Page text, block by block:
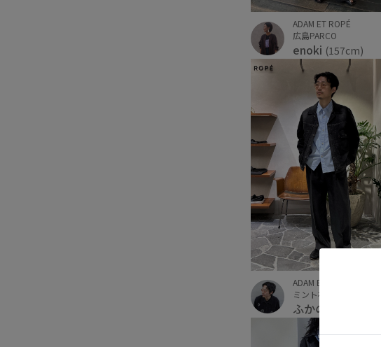
ADAM ET ROPÉ
広島PARCO
enoki (157cm)
ADAM ET ROPÉ
ミント神戸
ふかのき